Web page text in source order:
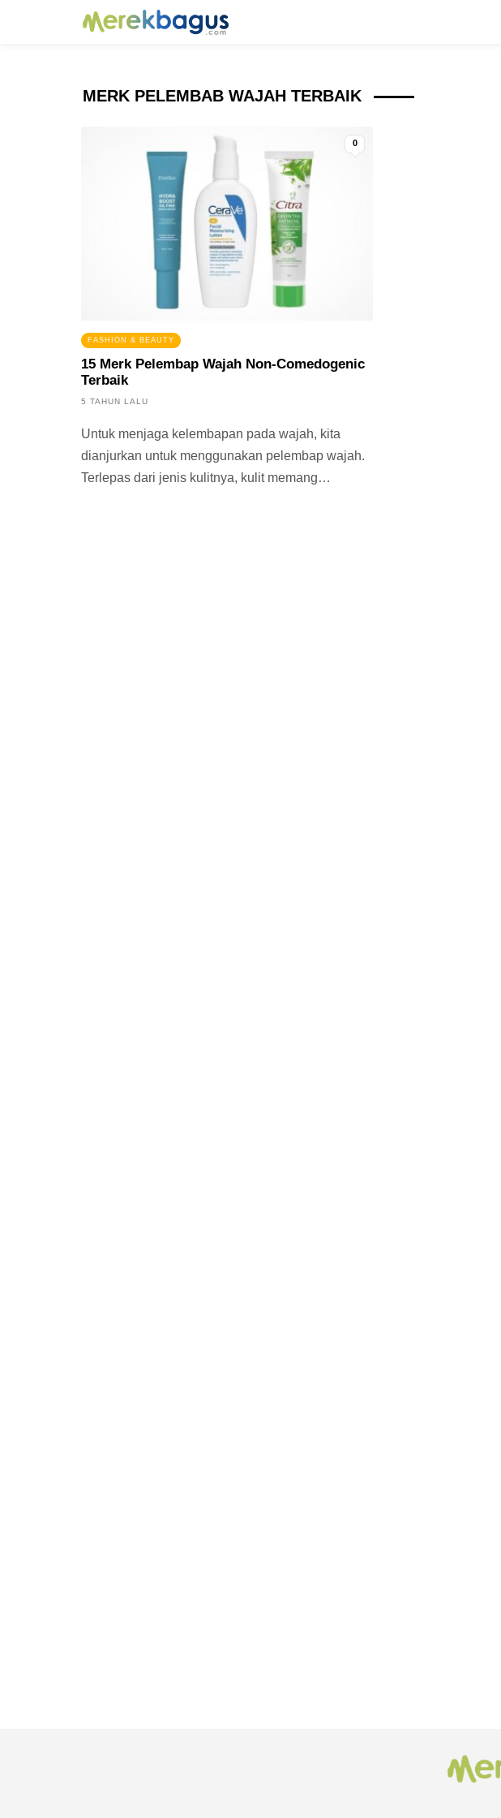
MERK PELEMBAB WAJAH TERBAIK
0
FASHION & BEAUTY
15 Merk Pelembap Wajah Non-Comedogenic
Terbaik
5 TAHUN LALU
Untuk menjaga kelembapan pada wajah, kita
dianjurkan untuk menggunakan pelembap wajah.
Terlepas dari jenis kulitnya, kulit memang